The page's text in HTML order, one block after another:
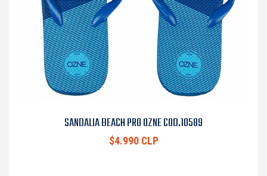
SANDALIA BEACH PRO OZNE COD.10589
$4.990 CLP